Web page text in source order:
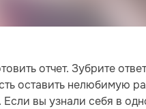
отчет. Зубрите
оставить нелюбимую
Если вы узнали себя в